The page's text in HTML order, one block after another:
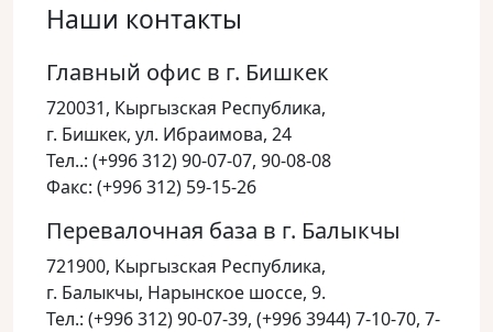
Наши контакты
Главный офис в г. Бишкек
720031, Кыргызская Республика,
г. Бишкек, ул. Ибраимова, 24
Тел..: (+996 312) 90-07-07, 90-08-08
Факс: (+996 312) 59-15-26
Перевалочная база в г. Балыкчы
721900, Кыргызская Республика,
г. Балыкчы, Нарынское шоссе, 9.
Тел.: (+996 312) 90-07-39, (+996 3944) 7-10-70, 7-